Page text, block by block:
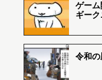
ゲーム
ギー
令和